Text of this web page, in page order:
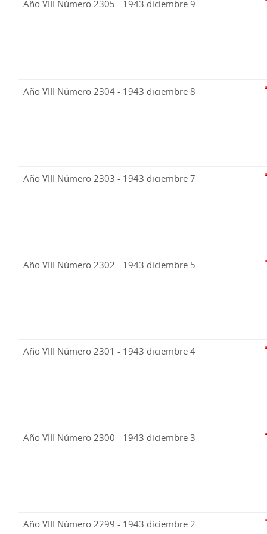
Año VIII Número 2305 - 1943 diciembre 9
Año VIII Número 2304 - 1943 diciembre 8
Año VIII Número 2303 - 1943 diciembre 7
Año VIII Número 2302 - 1943 diciembre 5
Año VIII Número 2301 - 1943 diciembre 4
Año VIII Número 2300 - 1943 diciembre 3
Año VIII Número 2299 - 1943 diciembre 2